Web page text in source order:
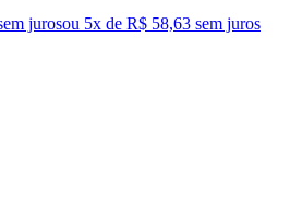
jurosou 5x de R$ 58,63 sem juros